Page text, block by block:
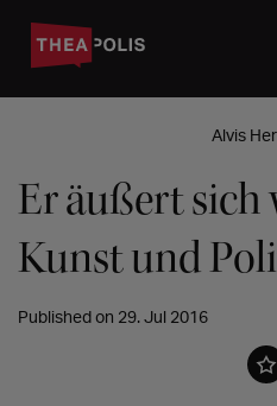
Alvis
Er äußert sich
Kunst und
Published on 29. Jul 2016